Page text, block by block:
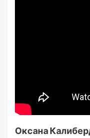
Оксана